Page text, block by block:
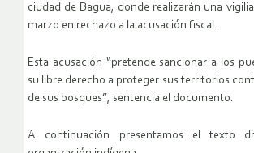
ciudad de Bagua, donde realizarán una
marzo en rechazo a la acusación fiscal.
Esta acusación “pretende sancionar a los
su libre derecho a proteger sus territorios
de sus bosques”, sentencia el documento.
A continuación presentamos el texto